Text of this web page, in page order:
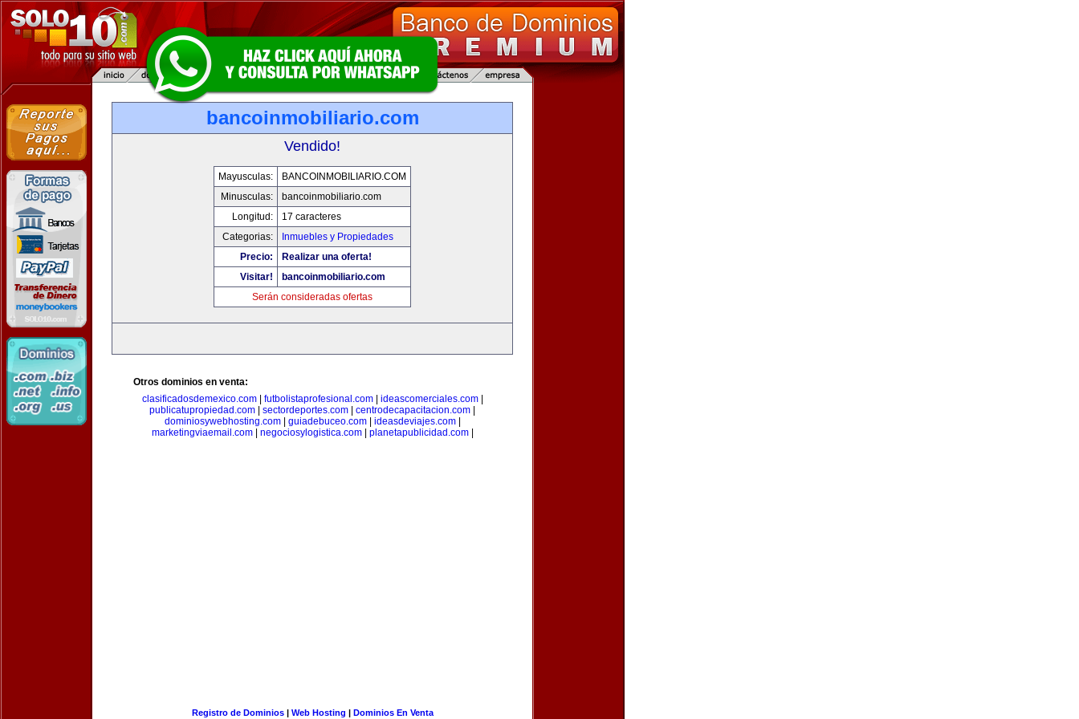
bancoinmobiliario.com
Vendido!
Mayusculas:
BANCOINMOBILIARIO.COM
Minusculas:
bancoinmobiliario.com
Longitud:
17 caracteres
Categorias:
Inmuebles y Propiedades
Precio:
Realizar una oferta!
Visitar!
bancoinmobiliario.com
Serán consideradas ofertas
Otros dominios en venta:
clasificadosdemexico.com| futbolistaprofesional.com| ideascomerciales.com|
publicatupropiedad.com
sectordeportes.com centrodecapacitacion.com
dominiosywebhosting.com| guiadebuceo.com| ideasdeviajes.com|
marketingviaemail.com| negociosylogistica.com| planetapublicidad.com|
Registro de Dominios| Web Hosting | Dominios En Venta